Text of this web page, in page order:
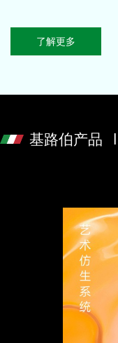
了解更多
基路伯产品 l